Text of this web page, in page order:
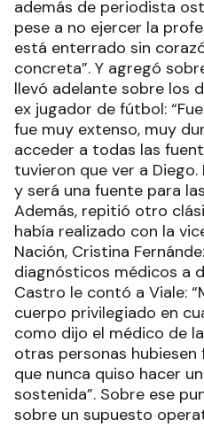
además de periodista
pese a no ejercer la
está enterrado sin
concreta”. Y agregó
llevó adelante sobre los
ex jugador de fútbol:
fue muy extenso, muy
acceder a todas las
tuvieron que ver a
y será una fuente para
Además, repitió otro
había realizado con la
Nación, Cristina
diagnósticos médicos a
Castro le contó a Viale:
cuerpo privilegiado en
como dijo el médico de
otras personas hubiesen
que nunca quiso hacer
sostenida”. Sobre ese
sobre un supuesto